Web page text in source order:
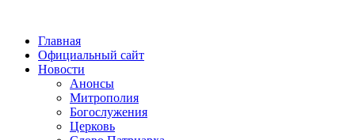
Главная
Официальный сайт
Новости
Анонсы
Митрополия
Богослужения
Церковь